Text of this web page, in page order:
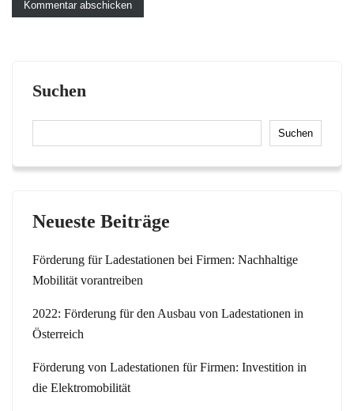
Suchen
Suchen
Neueste Beiträge
Förderung für Ladestationen bei Firmen: Nachhaltige
Mobilität vorantreiben
2022: Förderung für den Ausbau von Ladestationen in
Österreich
Förderung von Ladestationen für Firmen: Investition in
die Elektromobilität